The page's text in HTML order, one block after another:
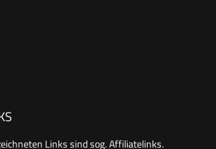
Links sind sog. Affiliatelinks.